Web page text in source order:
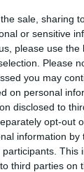
sale, sharing
or sensitive
please use the
Please
you may
on personal
disclosed to
opt-out
information by
participants. This
third parties on
Μελών
21/09/2023